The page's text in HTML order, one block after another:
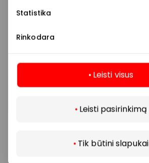
Statistika
Rinkodara
Leisti visus
Leisti pasirinkimą
Tik būtini slapukai
Daugiau